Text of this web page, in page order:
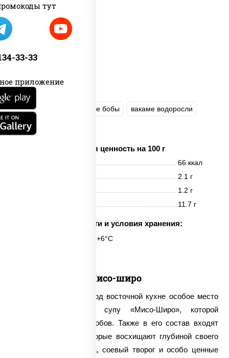
тут
33-33
приложение
грибы шиитаке соевые бобы вакаме водоросли
творог соевый
Пищевая ценность на 100 г
66 ккал
2.1 г
1.2 г
11.7 г
Срок годности и условия хранения:
6 часов при t° от +2°C до +6°C
Мисо-широ
Среди диетических блюд восточной кухне особое место
принадлежит легкому супу «Мисо-Широ», которой
готовится из соевых бобов. Также в его состав входят
вакаме водоросли, которые восхищают глубиной своего
темно-зеленого оттенка, соевый творог и особо ценные